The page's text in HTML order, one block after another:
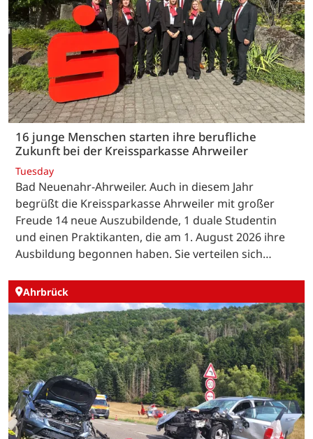
16 junge Menschen starten ihre berufliche
Zukunft bei der Kreissparkasse Ahrweiler
Tuesday
Bad Neuenahr-Ahrweiler. Auch in diesem Jahr
begrüßt die Kreissparkasse Ahrweiler mit großer
Freude 14 neue Auszubildende, 1 duale Studentin
und einen Praktikanten, die am 1. August 2026 ihre
Ausbildung begonnen haben. Sie verteilen sich…
Ahrbrück